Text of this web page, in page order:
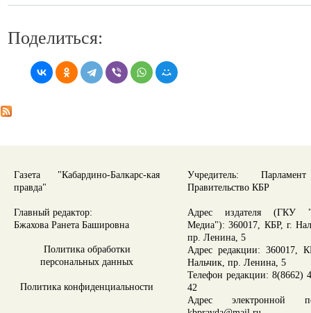
Поделиться:
Газета "Кабардино-Балкарс-кая
правда"
Главный редактор:
Бжахова Ранета Башировна
Политика обработки
персональных данных
Политика конфиденциальности
Учредитель:
Правительство КБР
Адрес издателя (ГКУ
Медиа"): 360017, КБР, г.
пр. Ленина, 5
Адрес редакции: 360017,
Нальчик, пр. Ленина, 5
Телефон редакции: 8(8662)
42
Адрес электронной